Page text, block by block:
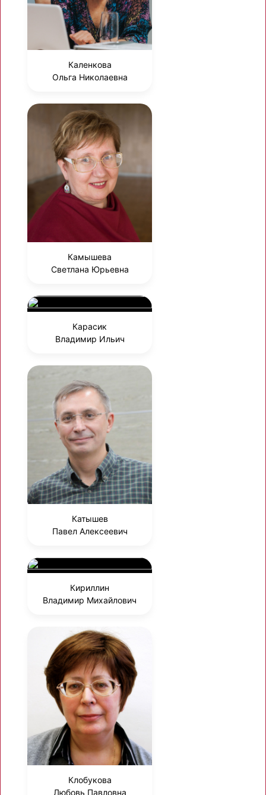
Каленкова
Ольга Николаевна
Камышева
Светлана Юрьевна
Карасик
Владимир Ильич
Катышев
Павел Алексеевич
Кириллин
Владимир Михайлович
Клобукова
Любовь Павловна